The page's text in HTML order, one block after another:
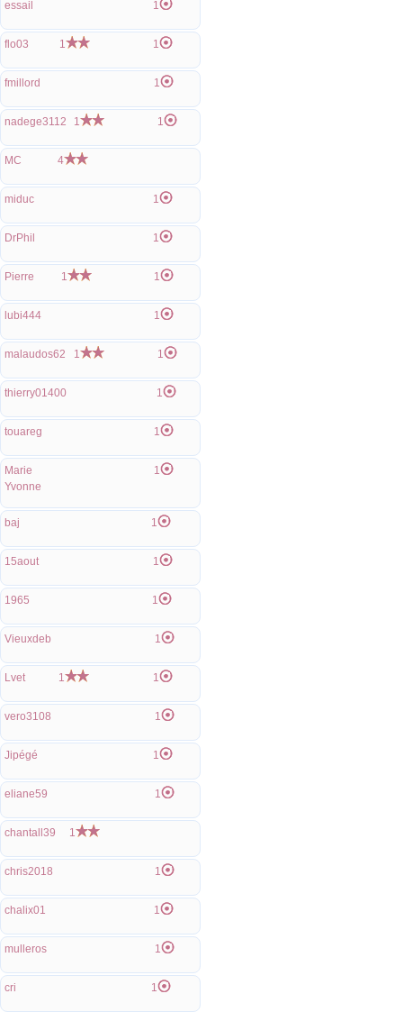
essail 1
flo03 1 1
fmillord 1
nadege3112 1 1
MC 4
miduc 1
DrPhil 1
Pierre 1 1
lubi444 1
malaudos62 1 1
thierry01400 1
touareg 1
Marie
Yvonne
1
baj 1
15aout 1
1965 1
Vieuxdeb 1
Lvet 1 1
vero3108 1
Jipégé 1
eliane59 1
chantall39 1
chris2018 1
chalix01 1
mulleros 1
cri 1